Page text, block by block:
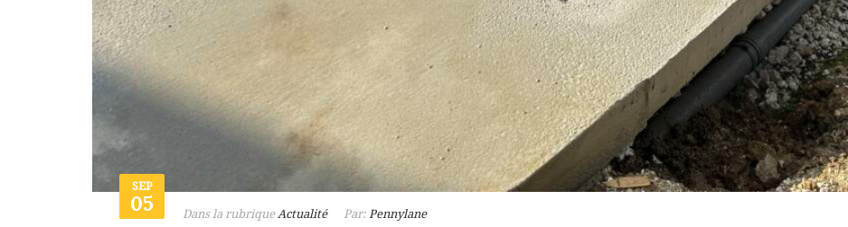
SEP
05 Dans la rubriqueActualité Par: Pennylane